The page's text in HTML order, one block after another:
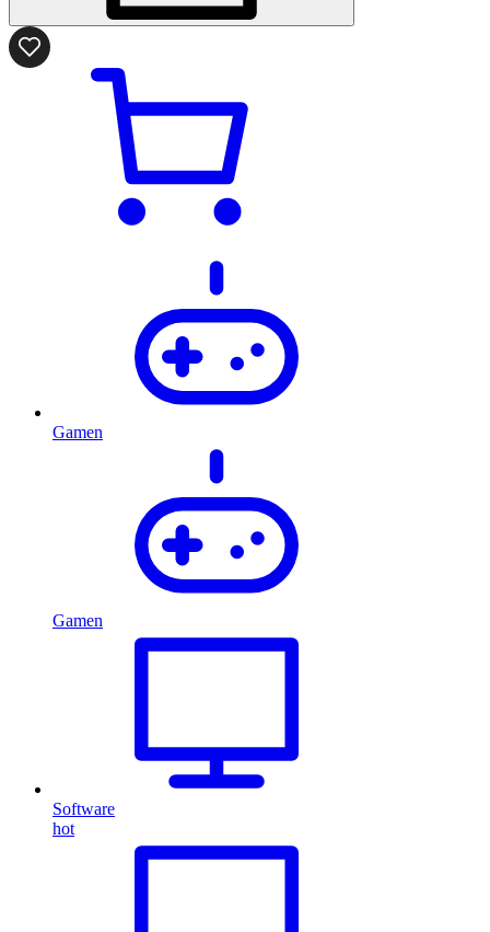
Gamen
Gamen
Software
hot